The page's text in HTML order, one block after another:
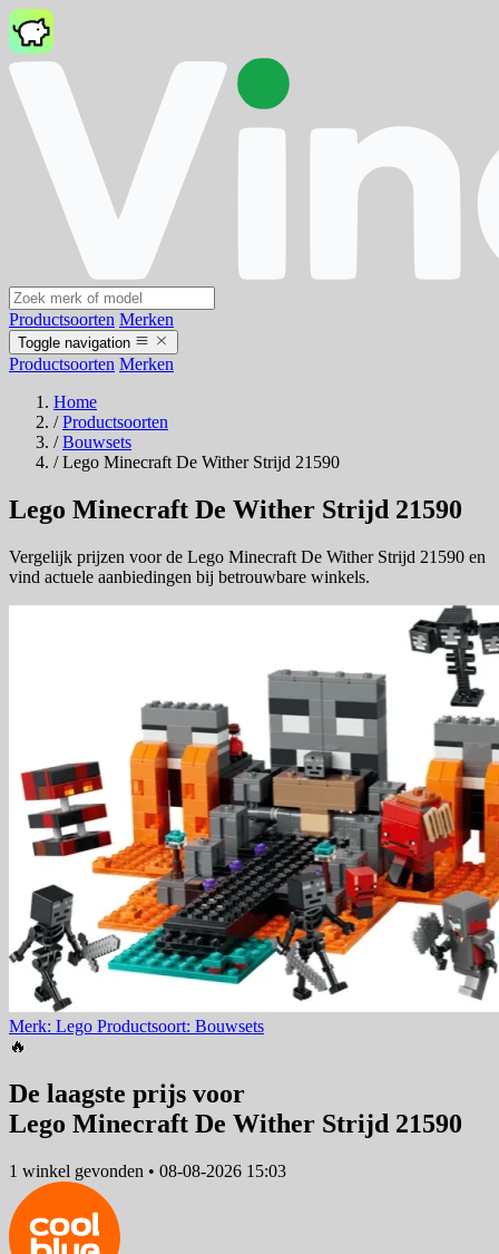
Productsoorten Merken
Toggle navigation
Productsoorten Merken
Home
/ Productsoorten
/ Bouwsets
/ Lego Minecraft De Wither Strijd 21590
Lego Minecraft De Wither Strijd 21590
Vergelijk prijzen voor de Lego Minecraft De Wither Strijd 21590 en
vind actuele aanbiedingen bij betrouwbare winkels.
Merk: Lego Productsoort: Bouwsets
🔥
De laagste prijs voor
Lego Minecraft De Wither Strijd 21590
1 winkel gevonden • 08-08-2026 15:03